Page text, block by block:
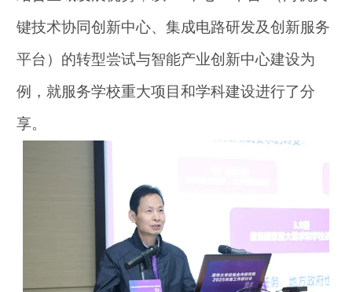
键技术协同创新中心、集成电路研发及创新服务
平台）的转型尝试与智能产业创新中心建设为
例，就服务学校重大项目和学科建设进行了分
享。